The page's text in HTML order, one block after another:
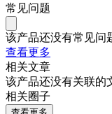
常见问题
该产品还没有常见问
查看更多
相关文章
该产品还没有关联的
相关圈子